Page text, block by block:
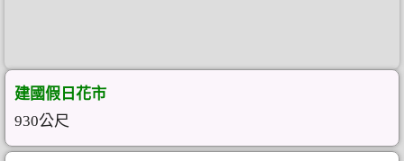
建國假日花市
930公尺